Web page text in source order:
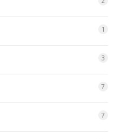
1
3
7
7